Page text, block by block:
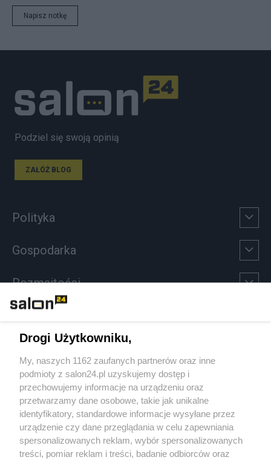
Napisz notkę
Podziel się swoją opinią
ZAŁÓŻ BLOG
Polityka
Gospodarka
Rozmaitości
Sport
Społeczeństwo
Kultura
Drogi Użytkowniku,
My, naszych 1162 zaufanych partnerów oraz inne
podmioty z salon24.pl uzyskujemy dostęp i
przechowujemy informacje na urządzeniu oraz
przetwarzamy dane osobowe, takie jak unikalne
identyfikatory, standardowe informacje wysyłane przez
urządzenie czy dane przeglądania w celu zapewniania
spersonalizowanych reklam, wybór spersonalizowanych
treści, pomiar reklam i treści, badanie odbiorców oraz